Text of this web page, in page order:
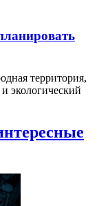
территория,
экологический